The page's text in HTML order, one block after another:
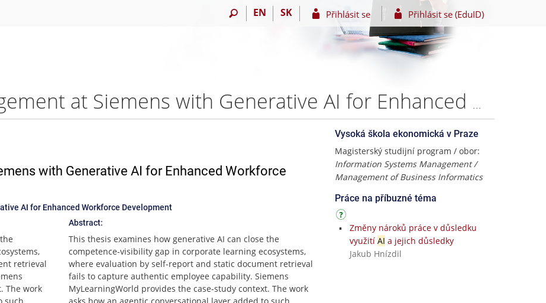
EN SK Přihlásit se Přihlásit se (EduID)
Optimizing Skill Management at Siemens with Generative AI for Enhanced Workforce Development – Dijin David Thomas
with Generative AI for Enhanced Workforce
AI for Enhanced Workforce Development
retrieval
The work
Abstract:
This thesis examines how generative AI can close the
competence-visibility gap in corporate learning ecosystems,
where evaluation by self-report and static document retrieval
fails to capture authentic employee capability. Siemens
MyLearningWorld provides the case-study context. The work
Vysoká škola ekonomická v Praze
Magisterský studijní program / obor:
Information Systems Management /
Management of Business Informatics
Práce na příbuzné téma
Změny nároků práce v důsledku
využití AI a jejich důsledky
Jakub Hnízdil